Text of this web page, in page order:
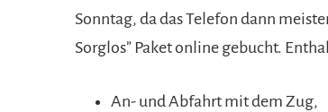
Sonntag, da das Telefon dann
Sorglos” Paket online gebucht.
An- und Abfahrt mit dem Zug,